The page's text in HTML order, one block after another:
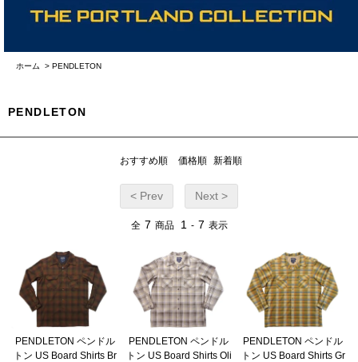
ホーム > PENDLETON
PENDLETON
おすすめ順 価格順 新着順
< Prev Next >
全 7 商品 1 - 7 表示
PENDLETON ペンドル
トン US Board Shirts Br
PENDLETON ペンドル
トン US Board Shirts Oli
PENDLETON ペンドル
トン US Board Shirts Gr